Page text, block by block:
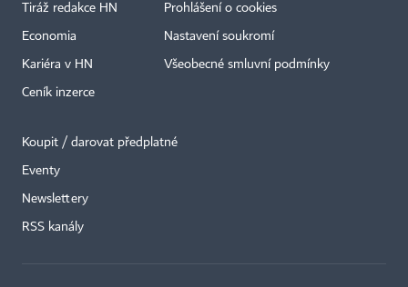
Tiráž redakce HN
Economia
Kariéra v HN
Ceník inzerce
Prohlášení o cookies
Nastavení soukromí
Všeobecné smluvní podmínky
Koupit / darovat předplatné
Eventy
Newslettery
RSS kanály